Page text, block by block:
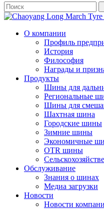
О компании
Профиль
История
Философия
Награды и
Продукты
Шины для
Региональные
Шины для
Шахтная шина
Городские шины
Зимние шины
Экономичные
OTR шины
Обслуживание
Знания о шинах
Медиа загрузки
Новости
Новости